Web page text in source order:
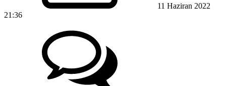
11 Haziran 2022
21:36